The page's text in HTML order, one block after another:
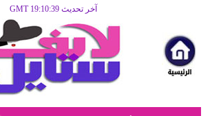
آخر تحديث GMT 19:10:39